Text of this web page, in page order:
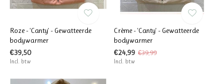
Roze - 'Canty' - Gewatteerde
bodywarmer
€39,50
Incl. btw
Crème - 'Canty' - Gewatteerde
bodywarmer
€24,99 €39,99
Incl. btw